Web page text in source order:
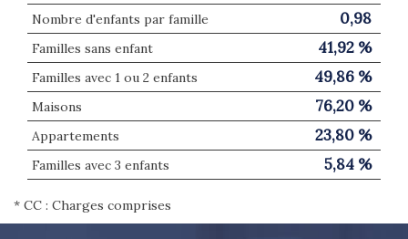
Nombre d'enfants par famille 0,98
Familles sans enfant 41,92 %
Familles avec 1 ou 2 enfants 49,86 %
Maisons 76,20 %
Appartements 23,80 %
Familles avec 3 enfants 5,84 %
* CC : Charges comprises